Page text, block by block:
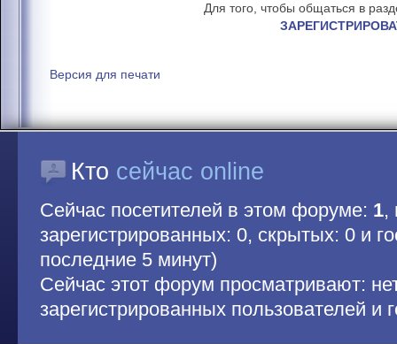
Для того, чтобы общаться в
Версия для печати
Кто сейчас online
Сейчас посетителей в этом форуме: 1,
зарегистрированных: 0, скрытых: 0 и
последние 5 минут)
Сейчас этот форум просматривают:
зарегистрированных пользователей и